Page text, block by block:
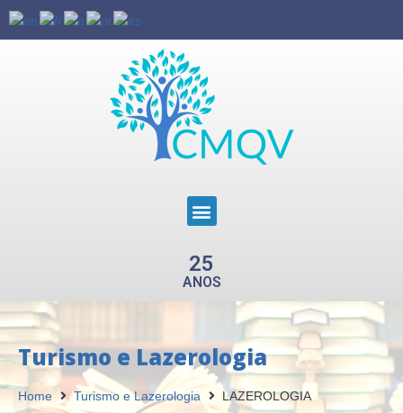
25
ANOS
Turismo e Lazerologia
Home Turismo e Lazerologia LAZEROLOGIA